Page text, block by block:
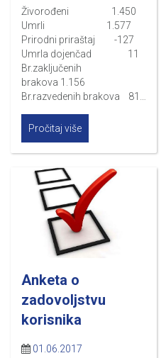
Živorođeni 1.450
Umrli 1.577
Prirodni priraštaj -127
Umrla dojenčad 11
Br.zaključenih
brakova 1.156
Br.razvedenih brakova 81…
Pročitaj više
Anketa o
zadovoljstvu
korisnika
01.06.2017